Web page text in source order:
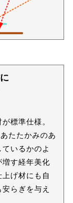
標準仕様。
たたかみのあ
いるかのよ
増す経年美化
げ材にも自
らぎを与え